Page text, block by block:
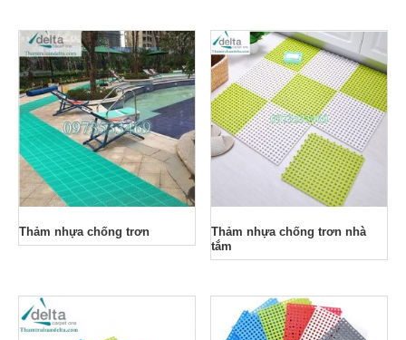
Thảm nhựa chống trơn
Thảm nhựa chống trơn nhà
tắm